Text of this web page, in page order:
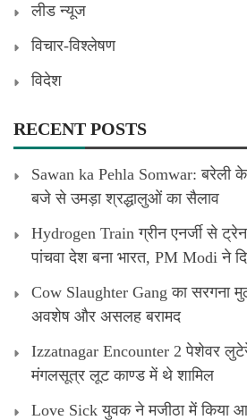
लीड न्यूज
विचार-विश्लेषण
विदेश
RECENT POSTS
Sawan ka Pehla Somwar: बरेली
बजे से उमड़ा श्रद्धालुओं का सैलाव
Hydrogen Train ग्रीन एनर्जी से
पांचवा देश बना भारत, PM Modi ने
Cow Slaughter Gang का सरगना
अवशेष और असलह बरामद
Izzatnagar Encounter 2 पेशेवर
मंगलसूत्र लूट काण्‍ड में थे शामिल
Love Sick युवक ने मजीठा में किया